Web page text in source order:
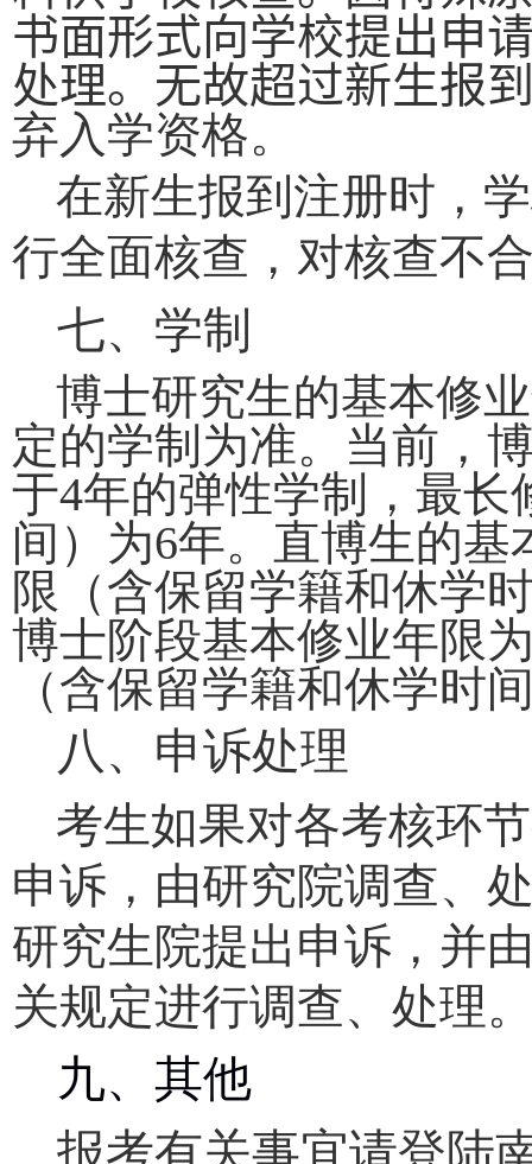
书面形式向学校提出申
处理。无故超过新生报
弃入学资格。
在新生报到注册时，
行全面核查，对核查不
七、学制
博士研究生的基本修
定的学制为准。当前，
于4年的弹性学制，最长
间）为6年。直博生的基
限（含保留学籍和休学
博士阶段基本修业年限
（含保留学籍和休学时
八、申诉处理
考生如果对各考核环
申诉，由研究院调查、
研究生院提出申诉，并
关规定进行调查、处理
九、其他
报考有关事宜请登陆